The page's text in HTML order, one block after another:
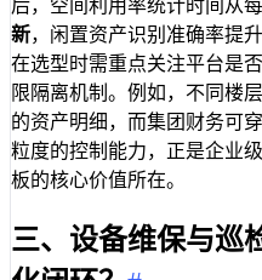
后，空间利用率统计时间从
新，闲置资产识别准确率提
在选型时需重点关注平台是
限隔离机制。例如，不同楼
的资产明细，而集团财务可
粒度的控制能力，正是企业
板的核心价值所在。
三、设备维保与巡